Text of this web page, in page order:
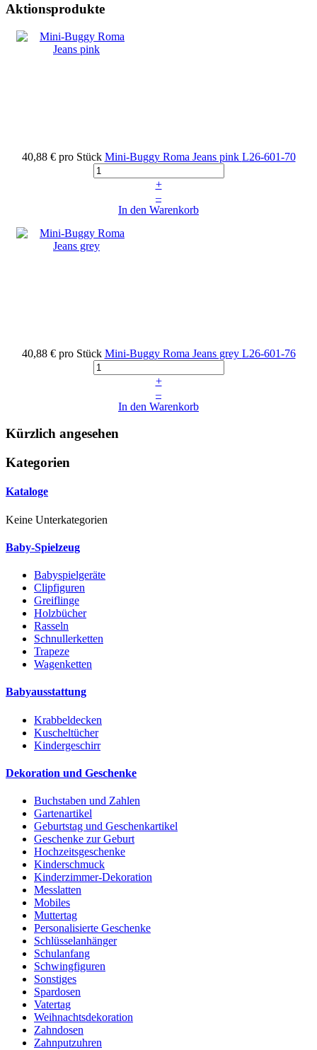
Aktionsprodukte
40,88 € pro Stück Mini-Buggy Roma Jeans pink L26-601-70
+
–
In den Warenkorb
40,88 € pro Stück Mini-Buggy Roma Jeans grey L26-601-76
+
–
In den Warenkorb
Kürzlich angesehen
Kategorien
Kataloge
Keine Unterkategorien
Baby-Spielzeug
Babyspielgeräte
Clipfiguren
Greiflinge
Holzbücher
Rasseln
Schnullerketten
Trapeze
Wagenketten
Babyausstattung
Krabbeldecken
Kuscheltücher
Kindergeschirr
Dekoration und Geschenke
Buchstaben und Zahlen
Gartenartikel
Geburtstag und Geschenkartikel
Geschenke zur Geburt
Hochzeitsgeschenke
Kinderschmuck
Kinderzimmer-Dekoration
Messlatten
Mobiles
Muttertag
Personalisierte Geschenke
Schlüsselanhänger
Schulanfang
Schwingfiguren
Sonstiges
Spardosen
Vatertag
Weihnachtsdekoration
Zahndosen
Zahnputzuhren